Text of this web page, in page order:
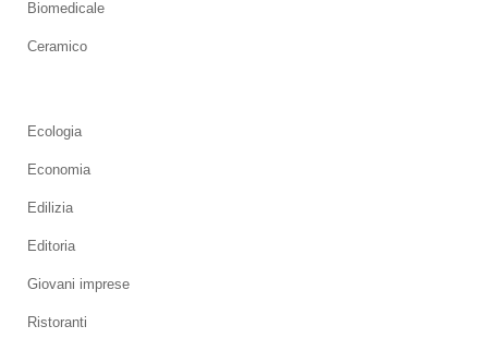
Biomedicale
Ceramico
Ecologia
Economia
Edilizia
Editoria
Giovani imprese
Ristoranti